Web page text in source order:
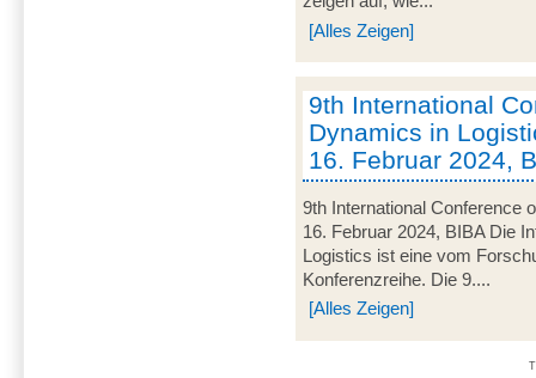
[Alles Zeigen]
9th International
Dynamics in
16. Februar 2024,
9th International Conference
16. Februar 2024, BIBA Die
Logistics ist eine vom
Konferenzreihe. Die 9....
[Alles Zeigen]